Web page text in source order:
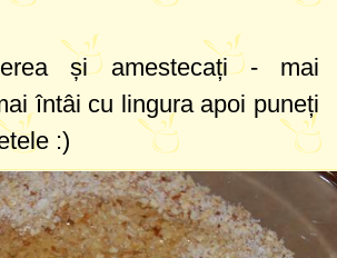
și amestecați - mai
întâi cu lingura apoi puneți
:)